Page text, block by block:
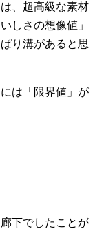
、超高級な素材
しさの想像値」
り溝があると思
は「限界値」が
下でしたことが